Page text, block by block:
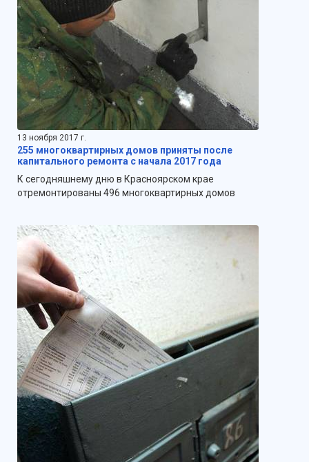
13 ноября 2017 г.
255 многоквартирных домов приняты после
капитального ремонта с начала 2017 года
К сегодняшнему дню в Красноярском крае
отремонтированы 496 многоквартирных домов